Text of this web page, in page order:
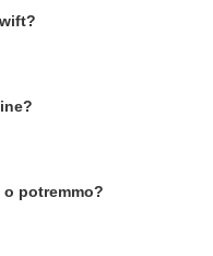
potremmo?